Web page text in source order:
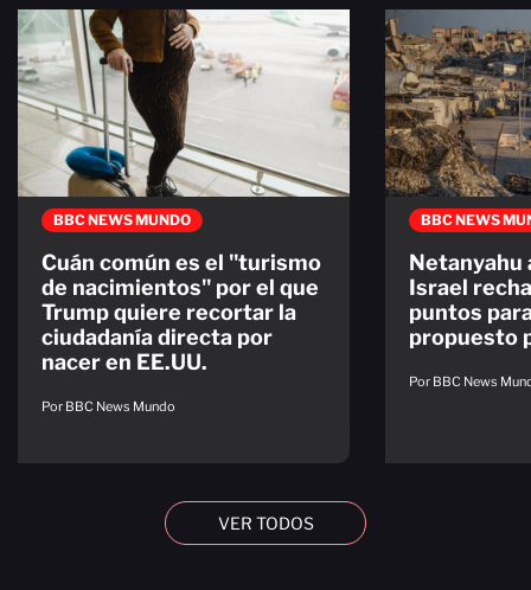
BBC NEWS MUNDO
Cuán común es el "turismo
de nacimientos" por el que
Trump quiere recortar la
ciudadanía directa por
nacer en EE.UU.
Por BBC News Mundo
BBC NEWS
Netanyahu
Israel
puntos
propuesto
Por BBC News
VER TODOS